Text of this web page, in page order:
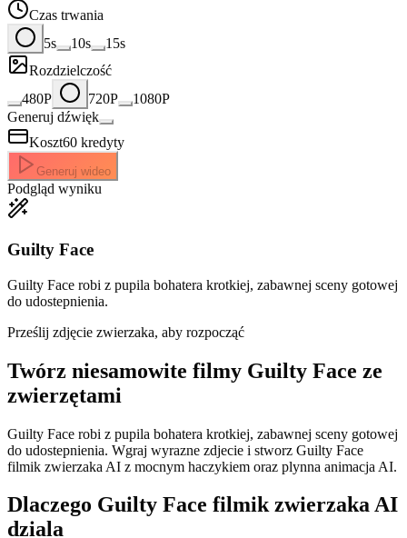
Czas trwania
5s
10s
15s
Rozdzielczość
480P
720P
1080P
Generuj dźwięk
Koszt60 kredyty
Generuj wideo
Podgląd wyniku
Guilty Face
Guilty Face robi z pupila bohatera krotkiej, zabawnej sceny gotowej
do udostepnienia.
Prześlij zdjęcie zwierzaka, aby rozpocząć
Twórz niesamowite filmy Guilty Face ze
zwierzętami
Guilty Face robi z pupila bohatera krotkiej, zabawnej sceny gotowej
do udostepnienia. Wgraj wyrazne zdjecie i stworz Guilty Face
filmik zwierzaka AI z mocnym haczykiem oraz plynna animacja AI.
Dlaczego Guilty Face filmik zwierzaka AI
dziala